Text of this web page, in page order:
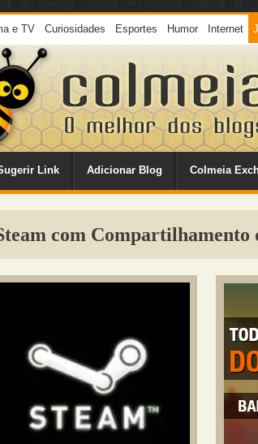
e TV Curiosidades Esportes Humor Internet
Link Adicionar Blog Colmeia
com Compartilhamento